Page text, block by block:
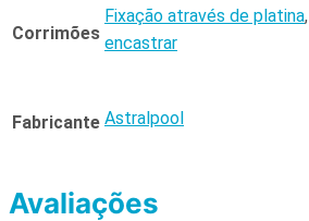
Corrimões
Fixação através de platina,
encastrar
Fabricante Astralpool
Avaliações